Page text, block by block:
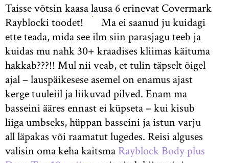
Taisse võtsin kaasa lausa 6 erinevat Covermark
Rayblocki toodet!
Ma ei saanud ju kuidagi
ette teada, mida see ilm siin parasjagu teeb ja
kuidas mu nahk 30+ kraadises kliimas käituma
hakkab???!! Mul nii veab, et tulin täpselt õigel
ajal – lauspäikesese asemel on enamus ajast
kerge tuuleiil ja liikuvad pilved. Enam ma
basseini ääres ennast ei küpseta – kui kisub
liiga umbseks, hüppan basseini ja istun varju
all läpakas või raamatut lugedes. Reisi alguses
valisin oma keha kaitsma Rayblock Body plus